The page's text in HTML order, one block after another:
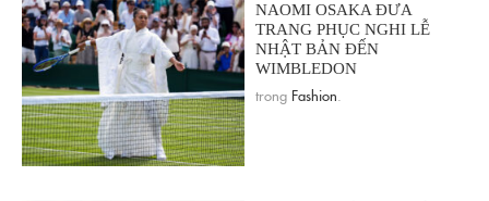
NAOMI OSAKA ĐƯA
TRANG PHỤC NGHI LỄ
NHẬT BẢN ĐẾN
WIMBLEDON
trong Fashion